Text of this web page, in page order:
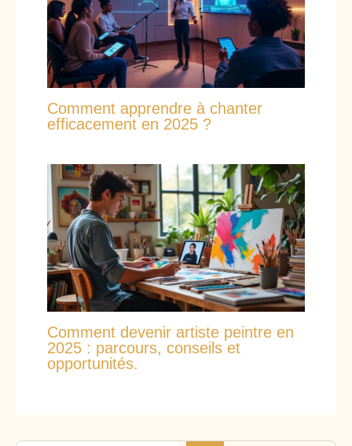
Comment apprendre à chanter
efficacement en 2025 ?
Comment devenir artiste peintre en
2025 : parcours, conseils et
opportunités.